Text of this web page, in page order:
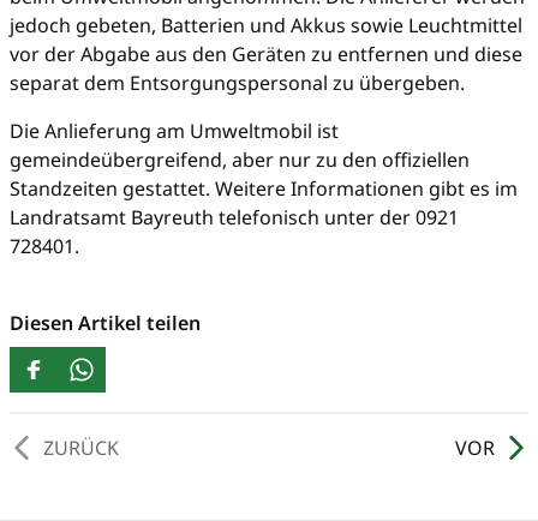
jedoch gebeten, Batterien und Akkus sowie Leuchtmittel
vor der Abgabe aus den Geräten zu entfernen und diese
separat dem Entsorgungspersonal zu übergeben.
Die Anlieferung am Umweltmobil ist
gemeindeübergreifend, aber nur zu den offiziellen
Standzeiten gestattet. Weitere Informationen gibt es im
Landratsamt Bayreuth telefonisch unter der 0921
728401.
Diesen Artikel teilen
VOR
ZURÜCK